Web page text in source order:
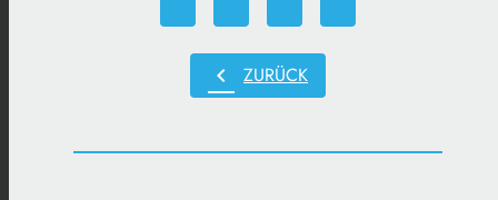
chevron_left ZURÜCK